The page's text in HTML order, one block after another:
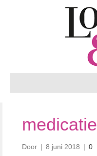
medicatie
Door | 8 juni 2018 | 0